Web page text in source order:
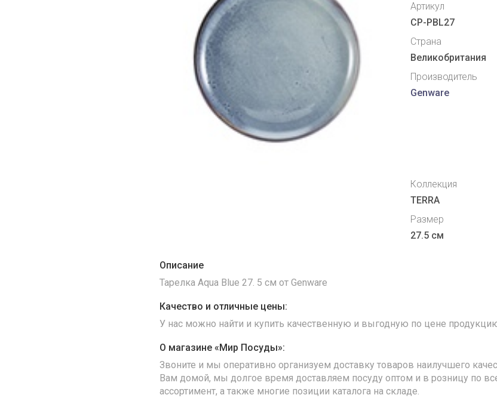
Артикул
CP-PBL27
Страна
Великобритания
Производитель
Genware
Коллекция
TERRA
Размер
27.5 см
Описание
Тарелка Aqua Blue 27. 5 см от Genware
Качество и отличные цены:
У нас можно найти и купить качественную и выгодную по цене
О магазине «Мир Посуды»:
Звоните и мы оперативно организуем доставку товаров наилучшего
Вам домой, мы долгое время доставляем посуду оптом и в розницу по
ассортимент, а также многие позиции каталога на складе.